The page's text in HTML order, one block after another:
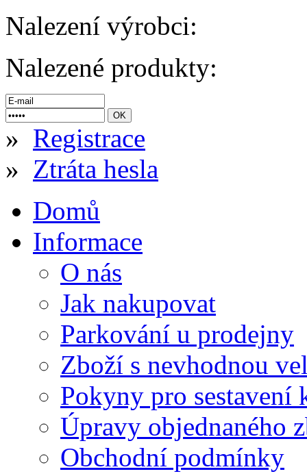
Nalezení výrobci:
Nalezené produkty:
» Registrace
» Ztráta hesla
Domů
Informace
O nás
Jak nakupovat
Parkování u prodejny
Zboží s nevhodnou
Pokyny pro sestavení
Úpravy objednaného
Obchodní podmínky